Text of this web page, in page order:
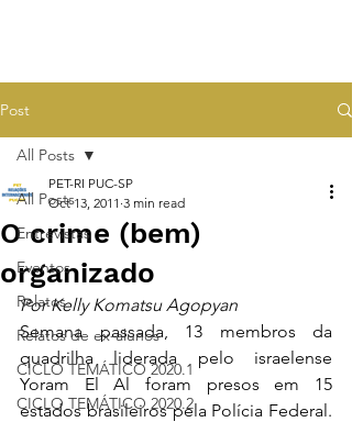
Post
All Posts
Entrevistas
Eventos
Relatos
Relatos de ex-alunos
CICLO TEMÁTICO 2020.1
CICLO TEMÁTICO 2020.2
All Posts
O crime (bem)
organizado
PET-RI PUC-SP
Oct 13, 2011 3 min read
Por Kelly Komatsu Agopyan
Semana passada, 13 membros da
quadrilha liderada pelo israelense
Yoram El Al foram presos em 15
estados brasileiros pela Polícia Federal.